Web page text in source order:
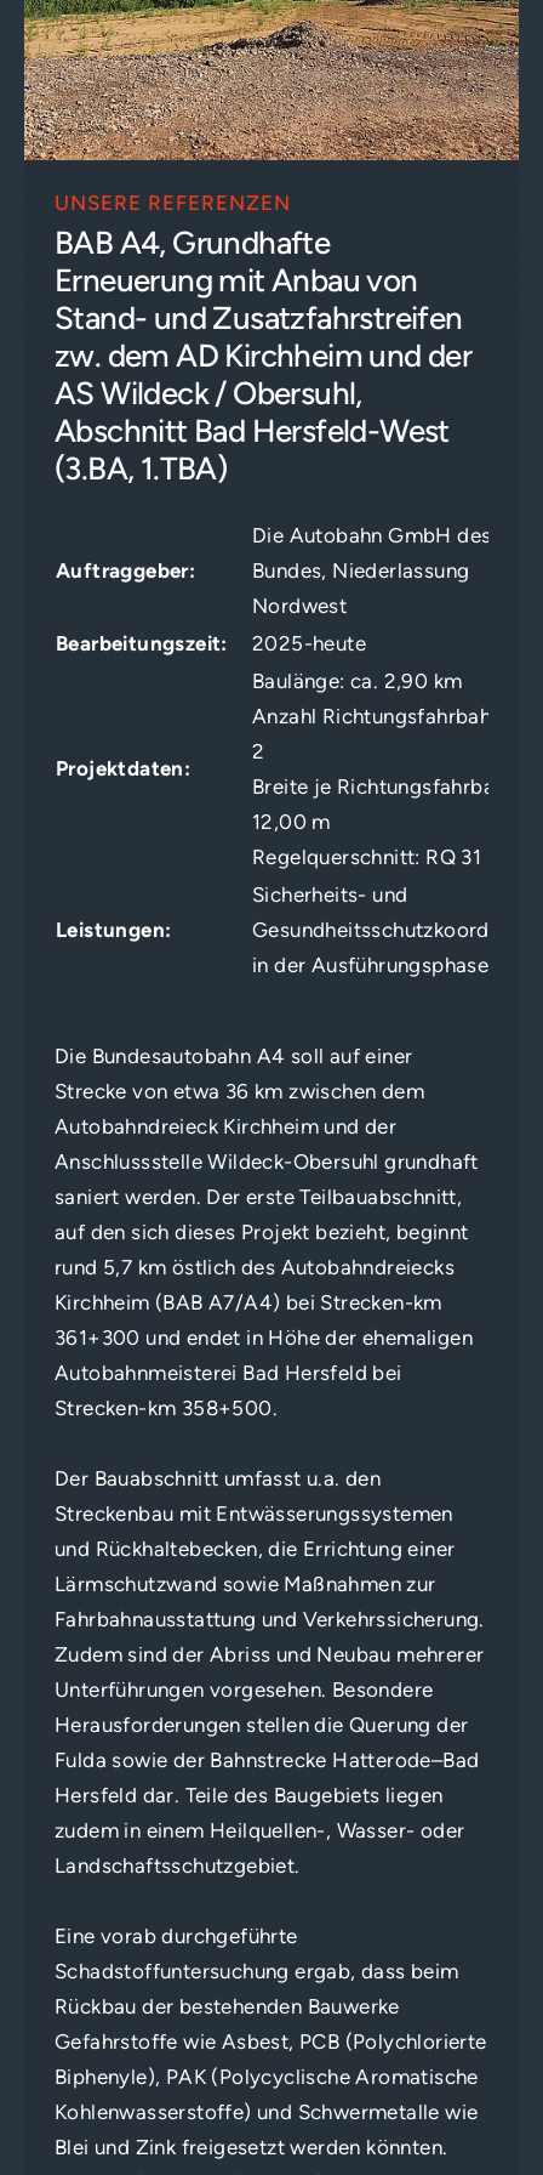
UNSERE REFERENZEN
BAB A4, Grundhafte
Erneuerung mit Anbau von
Stand- und Zusatzfahrstreifen
zw. dem AD Kirchheim und der
AS Wildeck / Obersuhl,
Abschnitt Bad Hersfeld-West
(3.BA, 1.TBA)
Auftraggeber:
Die Autobahn GmbH des
Bundes, Niederlassung
Nordwest
Bearbeitungszeit:
2025-heute
Projektdaten:
Baulänge: ca. 2,90 km
Anzahl Richtungsfahrbahnen:
2
Breite je Richtungsfahrbahn:
12,00 m
Regelquerschnitt: RQ 31
Leistungen:
Sicherheits- und
in der Ausführungsphase
Die Bundesautobahn A4 soll auf einer
Strecke von etwa 36 km zwischen dem
Autobahndreieck Kirchheim und der
Anschlussstelle Wildeck-Obersuhl grundhaft
saniert werden. Der erste Teilbauabschnitt,
auf den sich dieses Projekt bezieht, beginnt
rund 5,7 km östlich des Autobahndreiecks
Kirchheim (BAB A7/A4) bei Strecken-km
361+300 und endet in Höhe der ehemaligen
Autobahnmeisterei Bad Hersfeld bei
Strecken-km 358+500.
Der Bauabschnitt umfasst u.a. den
Streckenbau mit Entwässerungssystemen
und Rückhaltebecken, die Errichtung einer
Lärmschutzwand sowie Maßnahmen zur
Fahrbahnausstattung und Verkehrssicherung.
Zudem sind der Abriss und Neubau mehrerer
Unterführungen vorgesehen. Besondere
Herausforderungen stellen die Querung der
Fulda sowie der Bahnstrecke Hatterode–Bad
Hersfeld dar. Teile des Baugebiets liegen
zudem in einem Heilquellen-, Wasser- oder
Landschaftsschutzgebiet.
Eine vorab durchgeführte
Schadstoffuntersuchung ergab, dass beim
Rückbau der bestehenden Bauwerke
Gefahrstoffe wie Asbest, PCB (Polychlorierte
Biphenyle), PAK (Polycyclische Aromatische
Kohlenwasserstoffe) und Schwermetalle wie
Blei und Zink freigesetzt werden könnten.